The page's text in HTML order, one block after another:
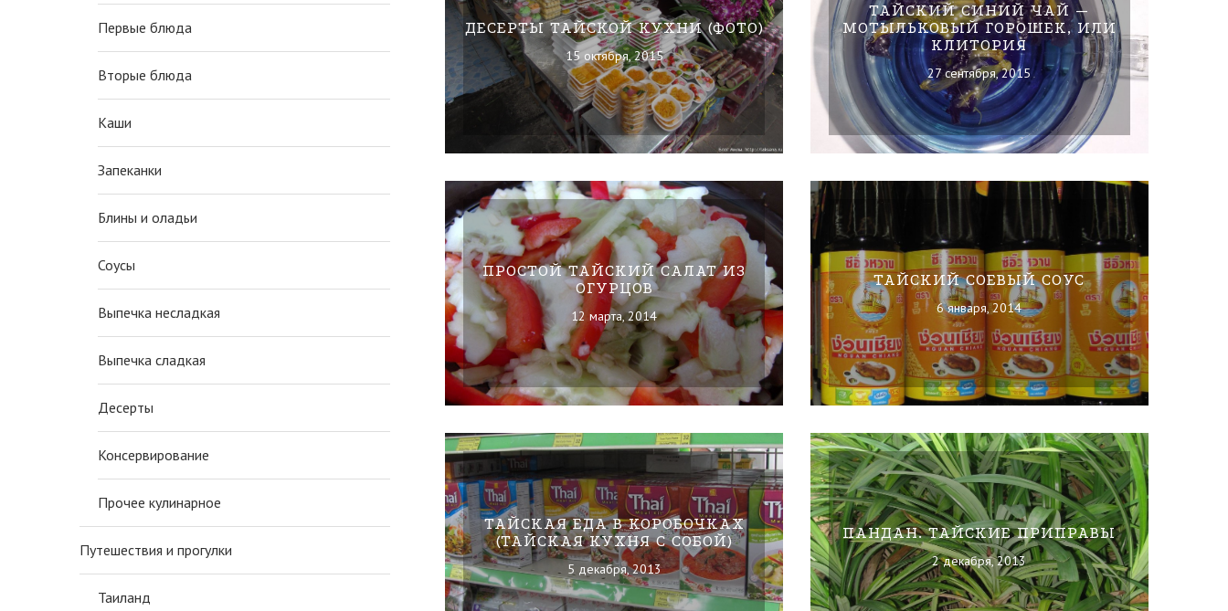
ДЕСЕРТЫ ТАЙСКОЙ КУХНИ (ФОТО)
15 октября, 2015
ТАЙСКИЙ СИНИЙ ЧАЙ —
МОТЫЛЬКОВЫЙ ГОРОШЕК, ИЛИ
КЛИТОРИЯ
27 сентября, 2015
ПРОСТОЙ ТАЙСКИЙ САЛАТ ИЗ
ОГУРЦОВ
12 марта, 2014
ТАЙСКИЙ СОЕВЫЙ СОУС
6 января, 2014
ТАЙСКАЯ ЕДА В КОРОБОЧКАХ
(ТАЙСКАЯ КУХНЯ С СОБОЙ)
5 декабря, 2013
ПАНДАН. ТАЙСКИЕ ПРИПРАВЫ
2 декабря, 2013
Первые блюда
Вторые блюда
Каши
Запеканки
Блины и оладьи
Соусы
Выпечка несладкая
Выпечка сладкая
Десерты
Консервирование
Прочее кулинарное
Путешествия и прогулки
Таиланд